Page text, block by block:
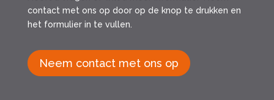
contact met ons op door op de knop te drukken en
het formulier in te vullen.
Neem contact met ons op